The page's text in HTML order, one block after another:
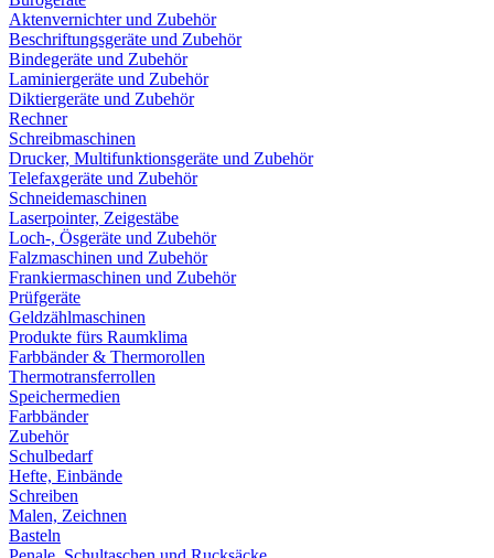
Aktenvernichter und Zubehör
Beschriftungsgeräte und Zubehör
Bindegeräte und Zubehör
Laminiergeräte und Zubehör
Diktiergeräte und Zubehör
Rechner
Schreibmaschinen
Drucker, Multifunktionsgeräte und Zubehör
Telefaxgeräte und Zubehör
Schneidemaschinen
Laserpointer, Zeigestäbe
Loch-, Ösgeräte und Zubehör
Falzmaschinen und Zubehör
Frankiermaschinen und Zubehör
Prüfgeräte
Geldzählmaschinen
Produkte fürs Raumklima
Farbbänder & Thermorollen
Thermotransferrollen
Speichermedien
Farbbänder
Zubehör
Schulbedarf
Hefte, Einbände
Schreiben
Malen, Zeichnen
Basteln